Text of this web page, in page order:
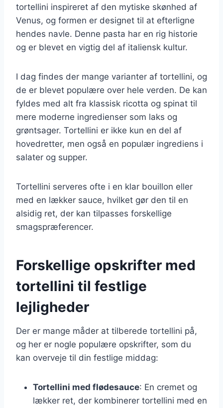
tortellini inspireret af den mytiske skønhed af
Venus, og formen er designet til at efterligne
hendes navle. Denne pasta har en rig historie
og er blevet en vigtig del af italiensk kultur.
I dag findes der mange varianter af tortellini, og
de er blevet populære over hele verden. De kan
fyldes med alt fra klassisk ricotta og spinat til
mere moderne ingredienser som laks og
grøntsager. Tortellini er ikke kun en del af
hovedretter, men også en populær ingrediens i
salater og supper.
Tortellini serveres ofte i en klar bouillon eller
med en lækker sauce, hvilket gør den til en
alsidig ret, der kan tilpasses forskellige
smagspræferencer.
Forskellige opskrifter med
tortellini til festlige
lejligheder
Der er mange måder at tilberede tortellini på,
og her er nogle populære opskrifter, som du
kan overveje til din festlige middag:
Tortellini med flødesauce: En cremet og
lækker ret, der kombinerer tortellini med en